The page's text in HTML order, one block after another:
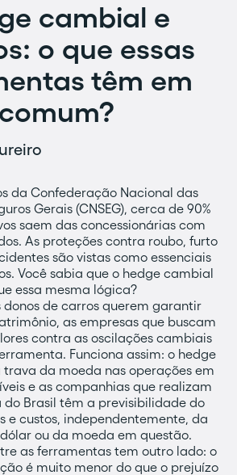
cambial e
o que essas
têm em
comum?
da Confederação Nacional das
Gerais (CNSEG), cerca de 90%
saem das concessionárias com
As proteções contra roubo, furto
são vistas como essenciais
Você sabia que o hedge cambial
essa mesma lógica?
donos de carros querem garantir
as empresas que buscam
contra as oscilações cambiais
Funciona assim: o hedge
da moeda nas operações em
e as companhias que realizam
do Brasil têm a previsibilidade do
e custos, independentemente, da
ou da moeda em questão.
as ferramentas tem outro lado: o
é muito menor do que o prejuízo